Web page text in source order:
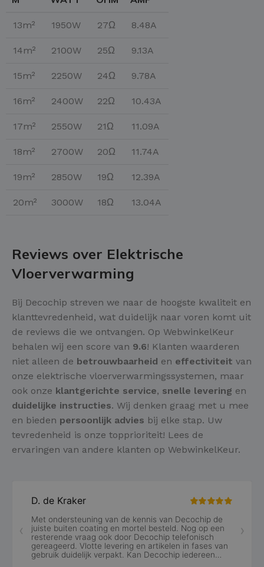
13m² 1950W 27Ω 8.48A
14m² 2100W 25Ω 9.13A
15m² 2250W 24Ω 9.78A
16m² 2400W 22Ω 10.43A
17m² 2550W 21Ω 11.09A
18m² 2700W 20Ω 11.74A
19m² 2850W 19Ω 12.39A
20m² 3000W 18Ω 13.04A
Reviews over Elektrische
Vloerverwarming
Bij Decochip streven we naar de hoogste kwaliteit en
klanttevredenheid, wat duidelijk naar voren komt uit
de reviews die we ontvangen. Op WebwinkelKeur
behalen wij een score van 9.6! Klanten waarderen
niet alleen de betrouwbaarheid en effectiviteit van
onze elektrische vloerverwarmingssystemen, maar
ook onze klantgerichte service, snelle levering en
duidelijke instructies. Wij denken graag met u mee
en bieden persoonlijk advies bij elke stap. Uw
tevredenheid is onze topprioriteit! Lees de
ervaringen van andere klanten op WebwinkelKeur.